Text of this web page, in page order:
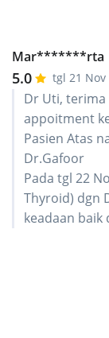
Mar*******rta
5.0 tgl 21 Nov
Dr Uti,
appoitment
Pasien Atas
Dr.Gafoor
Pada tgl 22
Thyroid) dgn
keadaan baik